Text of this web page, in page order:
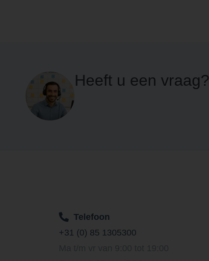
Heeft u een vraag?
Telefoon
+31 (0) 85 1305300